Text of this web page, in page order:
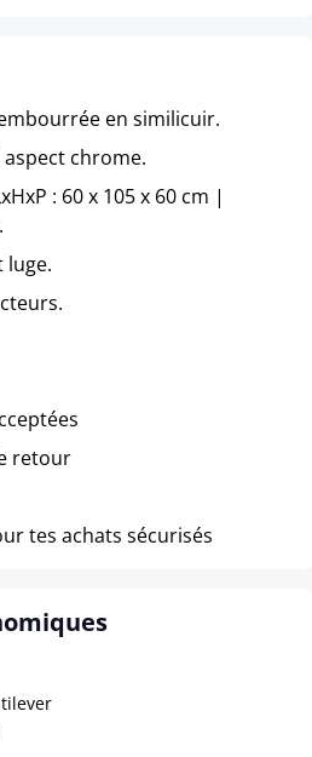
en similicuir.
chrome.
: 60 x 105 x 60 cm |
luge.
retour
tes achats sécurisés